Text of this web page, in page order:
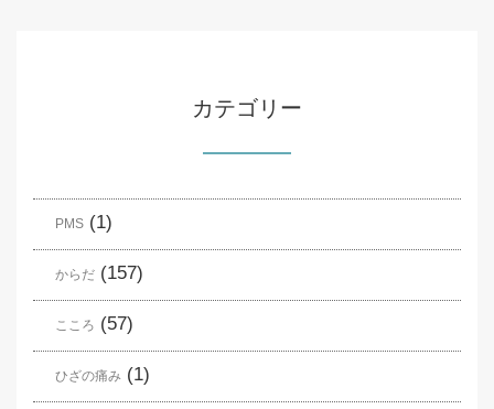
カテゴリー
PMS (1)
からだ (157)
こころ (57)
ひざの痛み (1)